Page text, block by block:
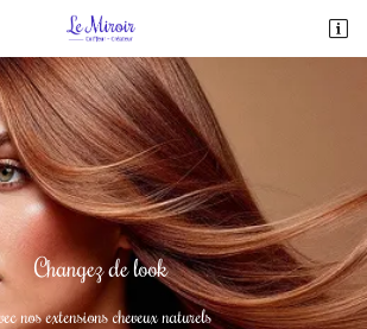

Changez de look
nos extensions cheveux naturels